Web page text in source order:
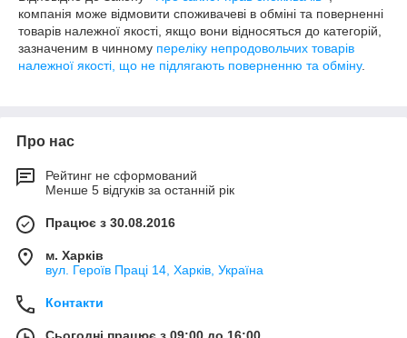
компанія може відмовити споживачеві в обміні та поверненні
товарів належної якості, якщо вони відносяться до категорій,
зазначеним в чинному переліку непродовольчих товарів
належної якості, що не підлягають поверненню та обміну.
Про нас
Рейтинг не сформований
Менше 5 відгуків за останній рік
Працює з 30.08.2016
м. Харків
вул. Героїв Праці 14, Харків, Україна
Контакти